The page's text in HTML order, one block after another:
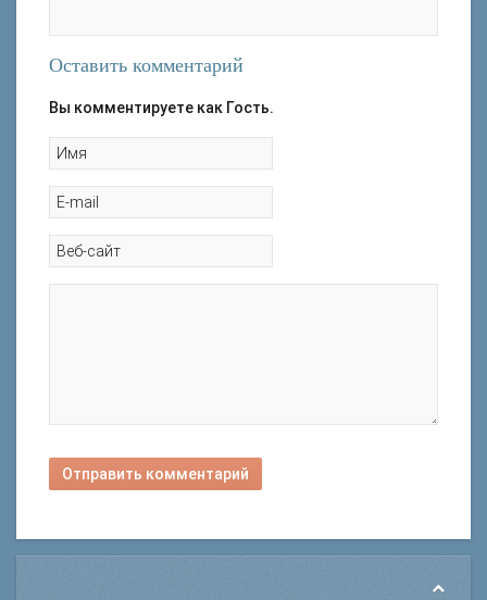
Оставить комментарий
Вы комментируете как Гость.
Отправить комментарий